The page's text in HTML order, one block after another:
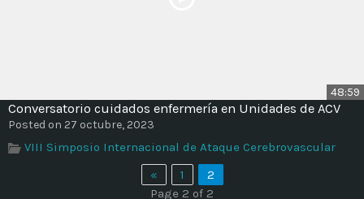
48:59
Conversatorio cuidados enfermería en Unidades de ACV
Posted on 27 octubre, 2023
VIII Simposio Internacional de Ataque Cerebrovascular
«
1
2
Page 2 of 2